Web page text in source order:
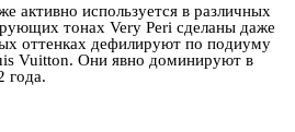
активно используется в различных
тонах Very Peri сделаны даже
оттенках дефилируют по подиуму
Vuitton. Они явно доминируют в
года.